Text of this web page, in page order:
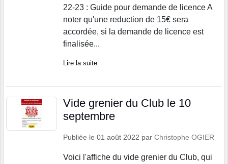
22-23 : Guide pour demande de licence A
noter qu'une reduction de 15€ sera
accordée, si la demande de licence est
finalisée...
Lire la suite
Vide grenier du Club le 10
septembre
Publiée le 01 août 2022 par Christophe OGIER
Voici l'affiche du vide grenier du Club, qui